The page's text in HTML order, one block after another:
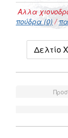
Αλλα
πούδρα (0) /
Δελτίο